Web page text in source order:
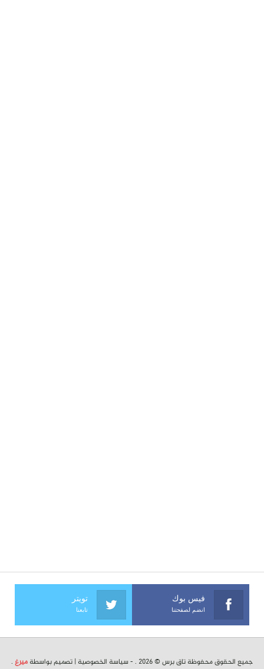
فيس بوك
انضم لصفحتنا
تويتر
تابعنا
جميع الحقوق محفوظة تاق برس © 2026 . - سياسة الخصوصية | تصميم بواسطة ميرغ .